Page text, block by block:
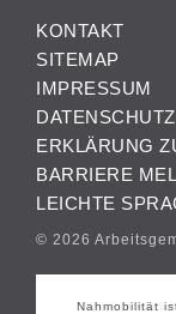
KONTAKT
SITEMAP
IMPRESSUM
ERKLÄRUNG
BARRIERE
LEICHTE
© 2026
Nahmobilität